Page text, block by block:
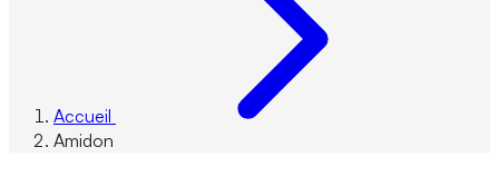
Accueil
Amidon